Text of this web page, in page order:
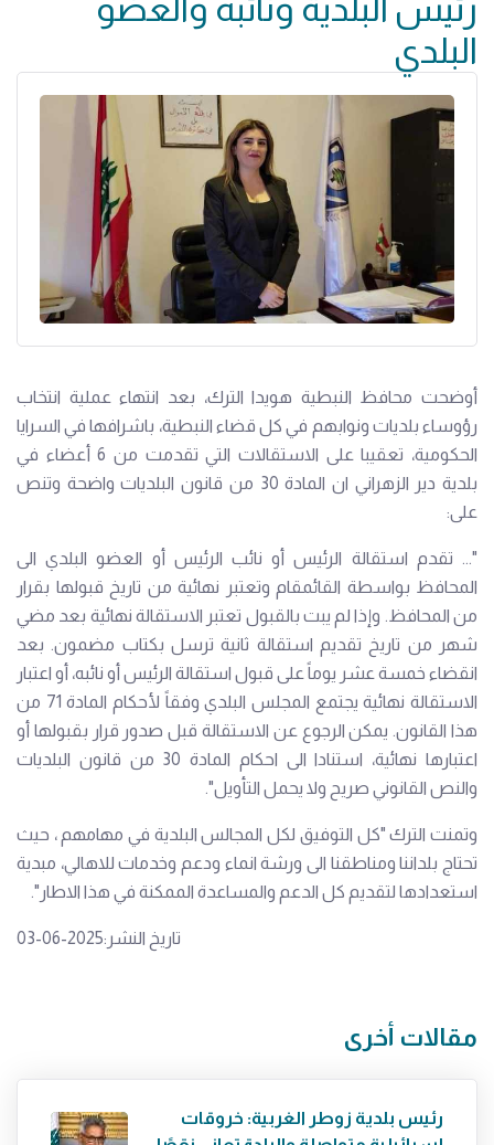
رئيس البلدية ونائبه والعضو
البلدي
أوضحت محافظ النبطية هويدا الترك، بعد انتهاء عملية انتخاب
رؤوساء بلديات ونوابهم في كل قضاء النبطية، باشرافها في السرايا
الحكومية، تعقيبا على الاستقالات التي تقدمت من 6 أعضاء في
بلدية دير الزهراني ان المادة 30 من قانون البلديات واضحة وتنص
على:
"... تقدم استقالة الرئيس أو نائب الرئيس أو العضو البلدي الى
المحافظ بواسطة القائمقام وتعتبر نهائية من تاريخ قبولها بقرار
من المحافظ. وإذا لم يبت بالقبول تعتبر الاستقالة نهائية بعد مضي
شهر من تاريخ تقديم استقالة ثانية ترسل بكتاب مضمون. بعد
انقضاء خمسة عشر يوماً على قبول استقالة الرئيس أو نائبه، أو اعتبار
الاستقالة نهائية يجتمع المجلس البلدي وفقاً لأحكام المادة 71 من
هذا القانون. يمكن الرجوع عن الاستقالة قبل صدور قرار بقبولها أو
اعتبارها نهائية، استنادا الى احكام المادة 30 من قانون البلديات
والنص القانوني صريح ولا يحمل التأويل".
وتمنت الترك "كل التوفيق لكل المجالس البلدية في مهامهم ، حيث
تحتاج بلداننا ومناطقنا الى ورشة انماء ودعم وخدمات للاهالي، مبدية
استعدادها لتقديم كل الدعم والمساعدة الممكنة في هذا الاطار".
تاريخ النشر:2025-06-03
مقالات أخرى
رئيس بلدية زوطر الغربية: خروقات